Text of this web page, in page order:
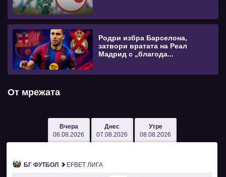
Родри избра Барселона,
затвори вратата на Реал
Мадрид с „благода...
От мрежата
Вчера
06.08.2026
Днес
07.08.2026
Утре
08.08.2026
БГ ФУТБОЛ EFBET ЛИГА